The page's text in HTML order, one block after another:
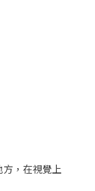
，在視覺上